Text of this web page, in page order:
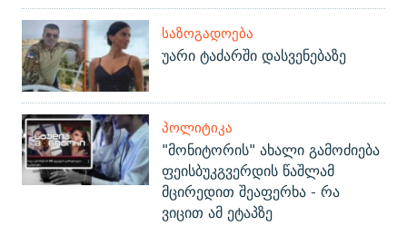
ᲡᲐᲖᲝᲒᲐᲓᲝᲔᲑᲐ
უარი ტაძარში დასვენებაზე
ᲞᲝᲚᲘᲢᲘᲙᲐ
"მონიტორის" ახალი გამოძიება
ფეისბუკგვერდის წაშლამ
მცირედით შეაფერხა - რა
ვიცით ამ ეტაპზე